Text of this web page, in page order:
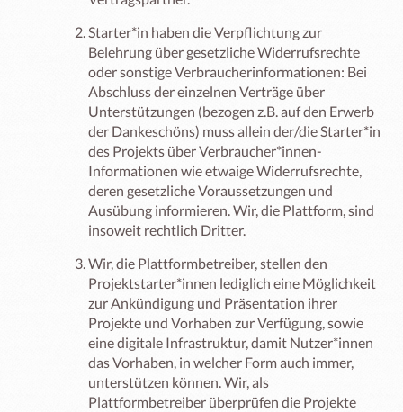
Starter*in haben die Verpflichtung zur
Belehrung über gesetzliche Widerrufsrechte
oder sonstige Verbraucherinformationen: Bei
Abschluss der einzelnen Verträge über
Unterstützungen (bezogen z.B. auf den Erwerb
der Dankeschöns) muss allein der/die Starter*in
des Projekts über Verbraucher*innen-
Informationen wie etwaige Widerrufsrechte,
deren gesetzliche Voraussetzungen und
Ausübung informieren. Wir, die Plattform, sind
insoweit rechtlich Dritter.
Wir, die Plattformbetreiber, stellen den
Projektstarter*innen lediglich eine Möglichkeit
zur Ankündigung und Präsentation ihrer
Projekte und Vorhaben zur Verfügung, sowie
eine digitale Infrastruktur, damit Nutzer*innen
das Vorhaben, in welcher Form auch immer,
unterstützen können. Wir, als
Plattformbetreiber überprüfen die Projekte